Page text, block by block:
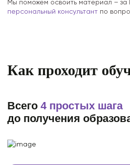
Мы поможем освоить материал – за
персональный консультант по
Как проходит
Всего 4 простых шага
до получения